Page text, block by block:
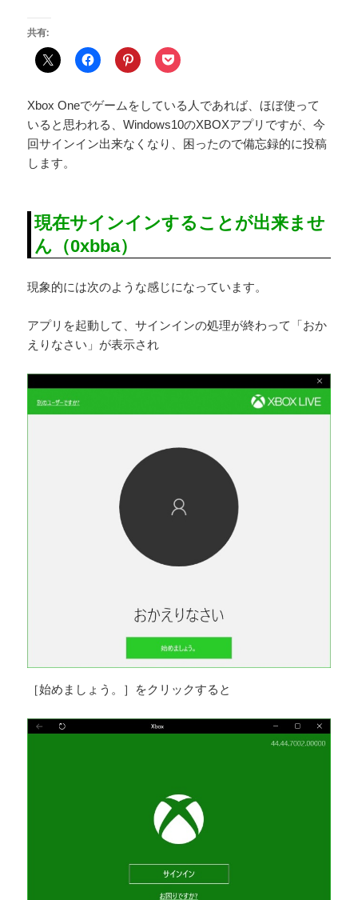
共有:
Xbox Oneでゲームをしている人であれば、ほぼ使って
いると思われる、Windows10のXBOXアプリですが、今
回サインイン出来なくなり、困ったので備忘録的に投稿
します。
現在サインインすることが出来ませ
ん（0xbba）
現象的には次のような感じになっています。
アプリを起動して、サインインの処理が終わって「おか
えりなさい」が表示され
［始めましょう。］をクリックすると